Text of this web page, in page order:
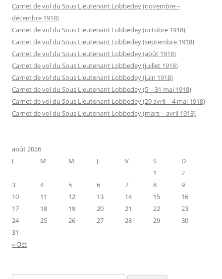
Carnet de vol du Sous Lieutenant Lobbedey (novembre –
décembre 1918)
Carnet de vol du Sous Lieutenant Lobbedey (octobre 1918)
Carnet de vol du Sous Lieutenant Lobbedey (septembre 1918)
Carnet de vol du Sous Lieutenant Lobbedey (août 1918)
Carnet de vol du Sous Lieutenant Lobbedey (juillet 1918)
Carnet de vol du Sous Lieutenant Lobbedey (juin 1918)
Carnet de vol du Sous Lieutenant Lobbedey (5 – 31 mai 1918)
Carnet de vol du Sous Lieutenant Lobbedey (29 avril – 4 mai 1918)
Carnet de vol du Sous Lieutenant Lobbedey (mars – avril 1918)
août 2026
L
M M J V S
D
1
2
3
4 5 6 7 8
9
10
11 12 13 14 15
16
17
18 19 20 21 22
23
24
25 26 27 28 29
30
31
« Oct